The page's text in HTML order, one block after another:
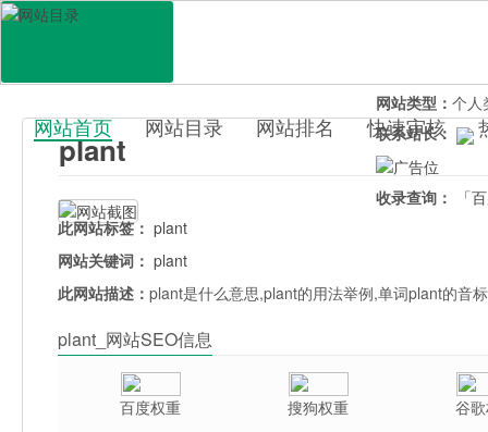
百科目录
网站首页 网站目录 网站排名 快速审核
plant
网站类型： 个人
联系站长：
收录查询：
「
此网站标签： plant
网站关键词： plant
此网站描述：plant是什么意思,plant的用法举例,单词plant的音
plant_网站SEO信息
百度权重 搜狗权重 谷